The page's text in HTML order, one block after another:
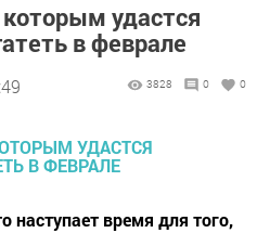
удастся
в феврале
3828 0 0
наступает время для того,